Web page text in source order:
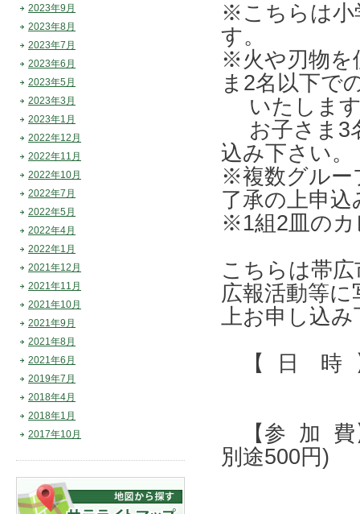
※こちらは小
す。
※火や刃物を
ま2名以下で
いたしま
お子さま3
込み下さい。
※複数グルー
了承の上申
※1組2皿のカ
こちらは帯
広報活動等
上お申し込み
【 日 時
【参 加 費
別途500円)
2023年9月
2023年8月
2023年7月
2023年6月
2023年5月
2023年3月
2023年1月
2022年12月
2022年11月
2022年10月
2022年7月
2022年5月
2022年4月
2022年1月
2021年12月
2021年11月
2021年10月
2021年9月
2021年8月
2021年6月
2019年7月
2018年4月
2018年1月
2017年10月